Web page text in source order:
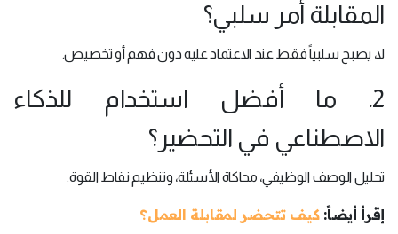
المقابلة أمر سلبي؟
لا، يصبح سلبياً فقط عند الاعتماد عليه دون فهم أو تخصيص.
2. ما أفضل استخدام للذكاء
الاصطناعي في التحضير؟
تحليل الوصف الوظيفي، محاكاة الأسئلة، وتنظيم نقاط القوة.
إقرأ أيضاً:كيف تتحضر لمقابلة العمل؟